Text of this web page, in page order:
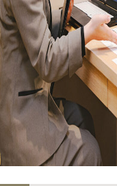
ニュース
パーティレポート
アクセス
よくあるご質問